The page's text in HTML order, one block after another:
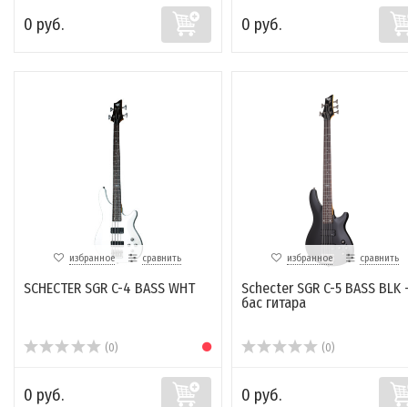
0 руб. 0 руб.
избранное сравнить
SCHECTER SGR C-4 BASS WHT
(0)
0 руб.
избранное сравнить
Schecter SGR C-5 BASS BLK
бас гитара
(0)
0 руб.